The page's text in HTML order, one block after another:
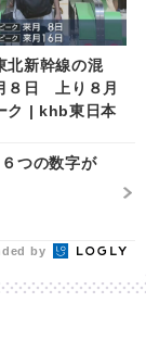
北新幹線の混
日 上り８月
ク | khb東日本
つの数字が
by